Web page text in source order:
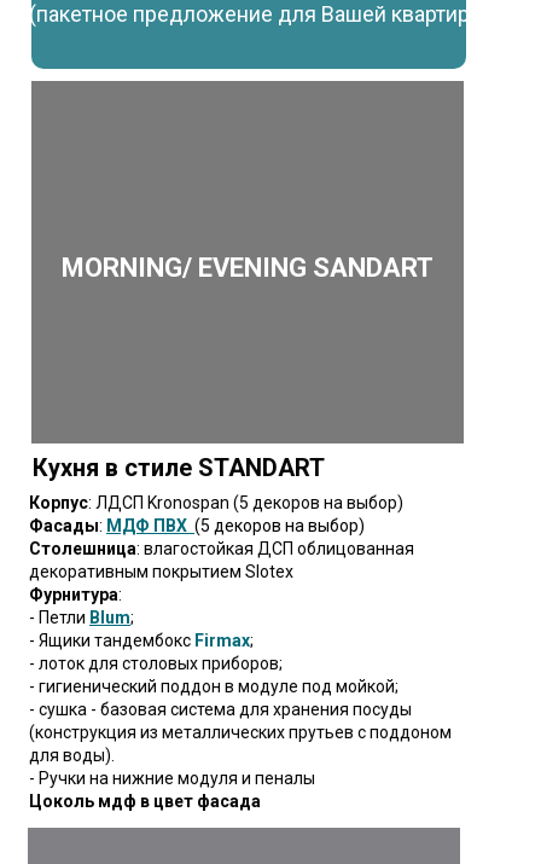
(пакетное предложение для Вашей квартиры)
Корпус: ЛДСП Kronospan (5 декоров на выбор)
Фасады: МДФ ПВХ (5 декоров на выбор)
Столешница: влагостойкая ДСП облицованная
декоративным покрытием Slotex
Фурнитура:
- Петли Blum;
- Ящики тандембокс Firmax;
- лоток для столовых приборов;
- гигиенический поддон в модуле под мойкой;
- сушка - базовая система для хранения посуды
(конструкция из металлических прутьев с поддоном
для воды).
- Ручки на нижние модуля и пеналы
Цоколь мдф в цвет фасада
Кухня в стиле STANDART
MORNING/ EVENING SANDART